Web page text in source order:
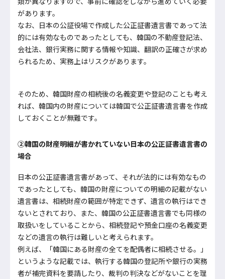
があります。
なお、日本の公証役場で作成した公正証書遺言書であって法
的には有効なものであったとしても、韓国の不動産登記法、
会社法、銀行実務に関する情報や知識、翻訳の正確さが求め
られるため、実務上はリスクがあります。
そのため、韓国財産の相続後の名義変更や登記のことも考え
れば、韓国内の財産については韓国で公正証書遺言書を作成
しておくことが無難です。
②韓国の財産明細が書かれていない日本の公正証書遺言書の
場合
日本の公正証書遺言書があって、それが法的には有効なもの
であったとしても、韓国の財産についての明細の記載がない
遺言書は、相続財産の範囲が特定できず、遺言の執行はでき
ないとされており、また、韓国の公正証書遺言書でも同様の
取扱いをしていることから、相続登記や預金口座の名義変更
などの遺言の執行は難しいと考えられます。
例えば、「韓国にある財産の全てを配偶者に相続させる。」
というような記載では、執行する韓国の登記所や銀行の実務
者が補完資料を要請したり、裁判の判決などがないことを理